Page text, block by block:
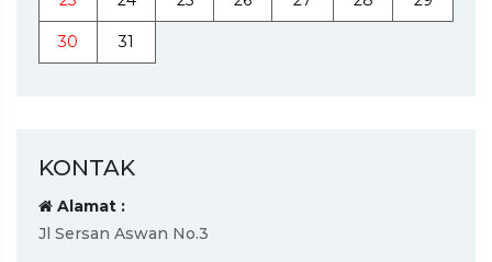
30 31
KONTAK
Alamat :
Jl Sersan Aswan No.3